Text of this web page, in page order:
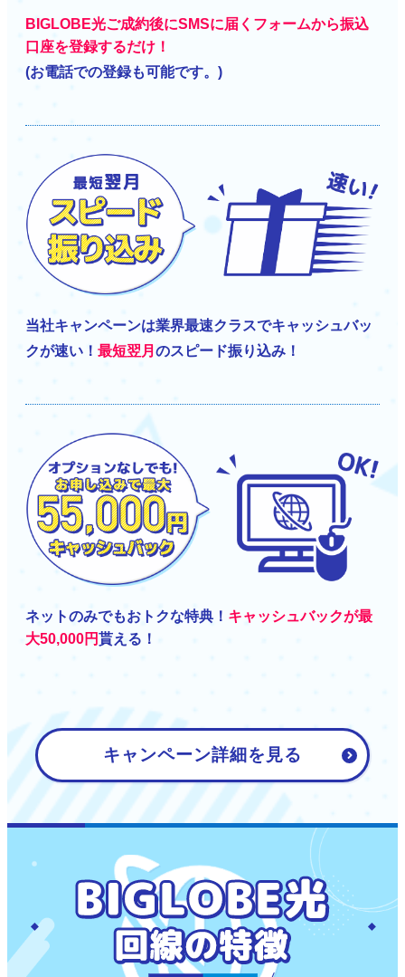
BIGLOBE光ご成約後にSMSに届くフォームから振込
口座を登録するだけ！
(お電話での登録も可能です。)
当社キャンペーンは業界最速クラスでキャッシュバッ
クが速い！ 最短翌月 のスピード振り込み！
ネットのみでもおトクな特典！ キャッシュバックが最
大50,000円貰える！
キャンペーン詳細を見る